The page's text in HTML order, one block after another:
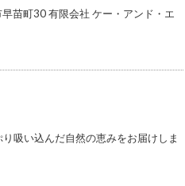
苗町30 有限会社 ケー・アンド・エ
吸い込んだ自然の恵みをお届けしま